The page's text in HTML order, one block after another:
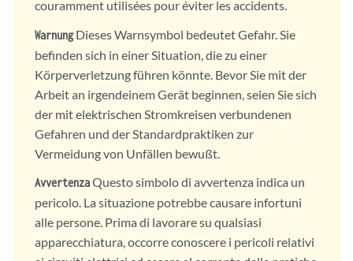
couramment utilisées pour éviter les accidents.
WarnungDieses Warnsymbol bedeutet Gefahr. Sie
befinden sich in einer Situation, die zu einer
Körperverletzung führen könnte. Bevor Sie mit der
Arbeit an irgendeinem Gerät beginnen, seien Sie sich
der mit elektrischen Stromkreisen verbundenen
Gefahren und der Standardpraktiken zur
Vermeidung von Unfällen bewußt.
AvvertenzaQuesto simbolo di avvertenza indica un
pericolo. La situazione potrebbe causare infortuni
alle persone. Prima di lavorare su qualsiasi
apparecchiatura, occorre conoscere i pericoli relativi